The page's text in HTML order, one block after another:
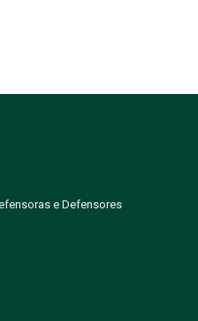
e Defensores